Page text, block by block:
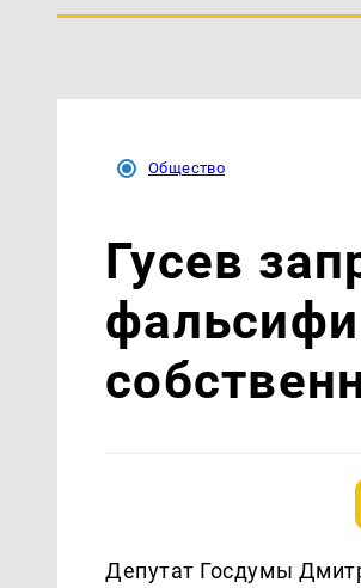
Общество
Гусев
Депутат Госдумы